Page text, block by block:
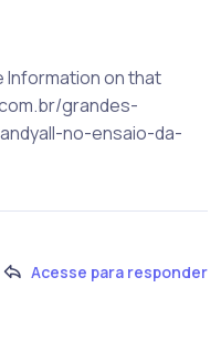
Information on that
grandes-
no-ensaio-da-
Acesse para responder